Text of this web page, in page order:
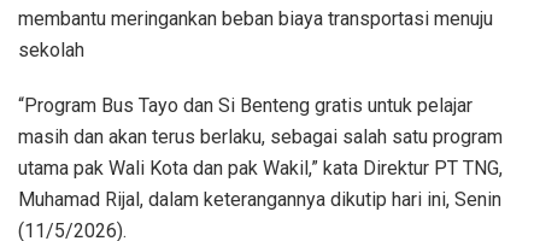
membantu meringankan beban biaya transportasi menuju
sekolah
“Program Bus Tayo dan Si Benteng gratis untuk pelajar
masih dan akan terus berlaku, sebagai salah satu program
utama pak Wali Kota dan pak Wakil,” kata Direktur PT TNG,
Muhamad Rijal, dalam keterangannya dikutip hari ini, Senin
(11/5/2026).